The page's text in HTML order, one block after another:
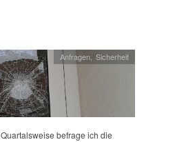
Anfragen ,Sicherheit
Quartalsweise befrage ich die